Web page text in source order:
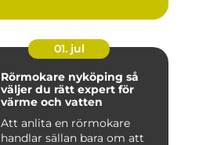
01. jul
Rörmokare nyköping så
väljer du rätt expert för
värme och vatten
Att anlita en rörmokare
handlar sällan bara om att